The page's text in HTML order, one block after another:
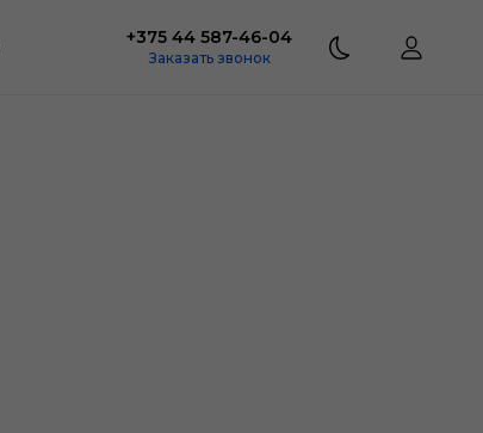
+375 44 587-46-04
Заказать звонок